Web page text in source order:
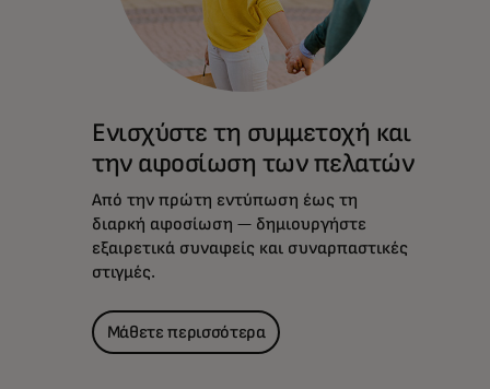
Ενισχύστε τη συμμετοχή και
την αφοσίωση των πελατών
Από την πρώτη εντύπωση έως τη
διαρκή αφοσίωση — δημιουργήστε
εξαιρετικά συναφείς και συναρπαστικές
στιγμές.
Μάθετε περισσότερα